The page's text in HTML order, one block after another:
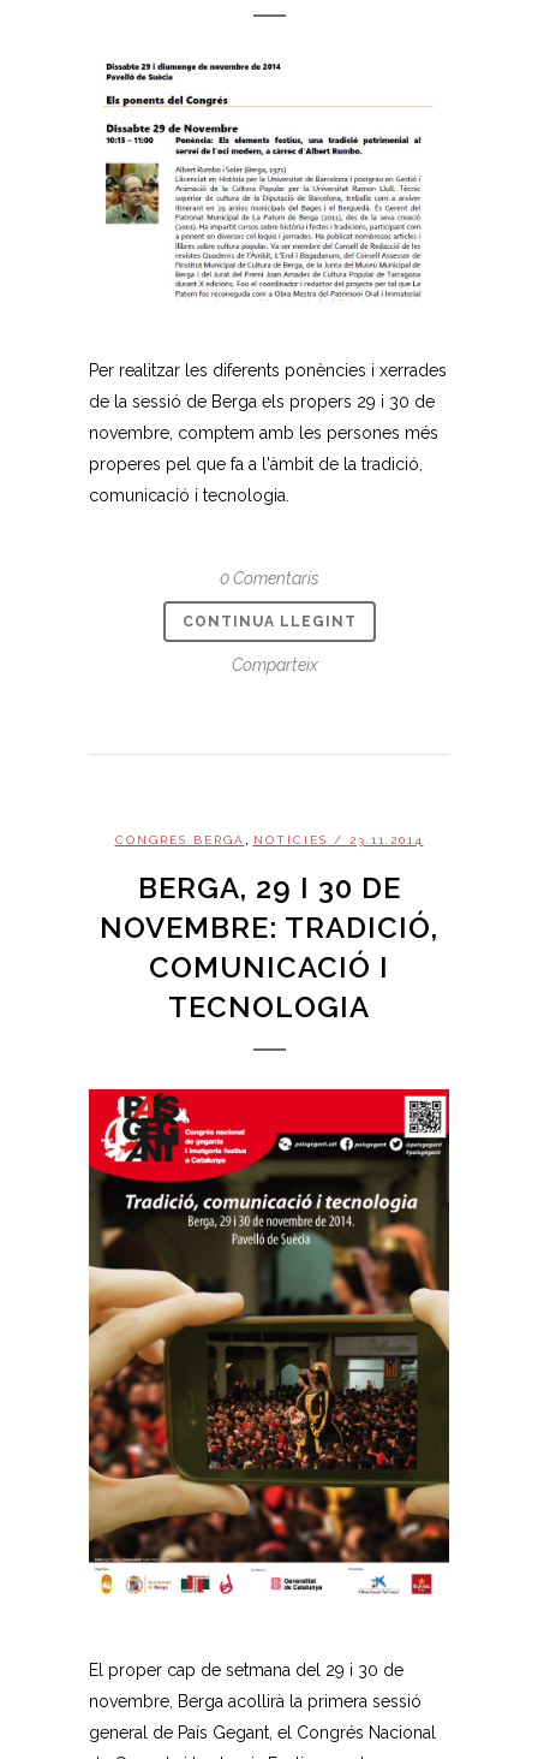
Per realitzar les diferents ponències i xerrades
de la sessió de Berga els propers 29 i 30 de
novembre, comptem amb les persones més
properes pel que fa a l'àmbit de la tradició,
comunicació i tecnologia.
0 Comentaris
CONTINUA LLEGINT
Comparteix
CONGRÉS BERGA , NOTÍCIES / 23.11.2014
BERGA, 29 I 30 DE
NOVEMBRE: TRADICIÓ,
COMUNICACIÓ I
TECNOLOGIA
El proper cap de setmana del 29 i 30 de
novembre, Berga acollirà la primera sessió
general de País Gegant, el Congrés Nacional